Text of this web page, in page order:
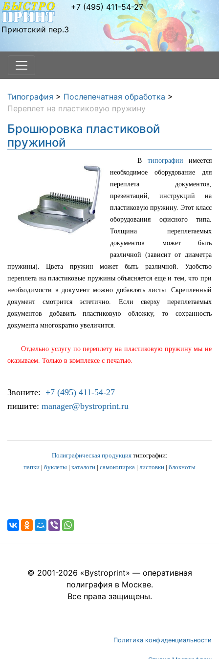
Приютский пер.3
+7 (495) 411-54-27
Типография > Послепечатная обработка >
Переплет на пластиковую пружину
Брошюровка пластиковой
пружиной
В типографии имеется
необходимое оборудование для
переплета документов,
презентаций, инструкций на
пластиковую пружину. Этот класс
оборудования офисного типа.
Толщина переплетаемых
документов может быть
различной (зависит от диаметра
пружины). Цвета пружин может быть различной. Удобство
переплета на пластиковые пружины объясняется еще и тем, что при
необходимости в документ можно добавлять листы. Скрепленный
документ смотрится эстетично. Если сверху переплетаемых
документов добавить пластиковую обложку, то сохранность
документа многократно увеличится.
Отдельно услугу по переплету на пластиковую пружину мы не
оказываем. Только в комплексе с печатью.
Звоните: +7 (495) 411-54-27
пишите: manager@bystroprint.ru
Полиграфическая продукциятипографии:
папки | буклеты | каталоги | самокопирка | листовки | блокноты
© 2001-2026 «Bystroprint» — оперативная
полиграфия в Москве.
Все права защищены.
Политика конфиденциальности